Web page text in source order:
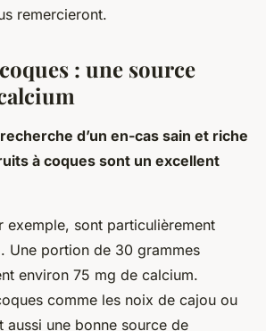
remercieront.
: une source
d’un en-cas sain et riche
à coques sont un excellent
exemple, sont particulièrement
Une portion de 30 grammes
environ 75 mg de calcium.
comme les noix de cajou ou
aussi une bonne source de